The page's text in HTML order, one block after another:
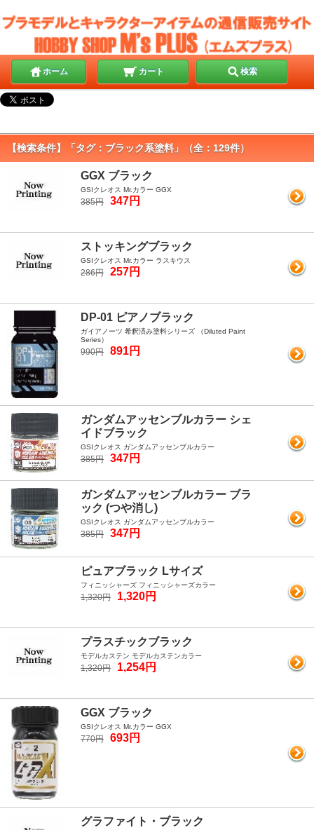
ホーム カート 検索
【検索条件】「タグ：ブラック系塗料」（全：129件）
GGX ブラック
GSIクレオス Mr.カラー GGX
385円 347円
ストッキングブラック
GSIクレオス Mr.カラー ラスキウス
286円 257円
DP-01 ピアノブラック
ガイアノーツ 希釈済み塗料シリーズ （Diluted Paint
Series）
990円 891円
ガンダムアッセンブルカラー シェ
イドブラック
GSIクレオス ガンダムアッセンブルカラー
385円 347円
ガンダムアッセンブルカラー ブラ
ック (つや消し)
GSIクレオス ガンダムアッセンブルカラー
385円 347円
ピュアブラック Lサイズ
フィニッシャーズ フィニッシャーズカラー
1,320円 1,320円
プラスチックブラック
モデルカステン モデルカステンカラー
1,320円 1,254円
GGX ブラック
GSIクレオス Mr.カラー GGX
770円 693円
グラファイト・ブラック